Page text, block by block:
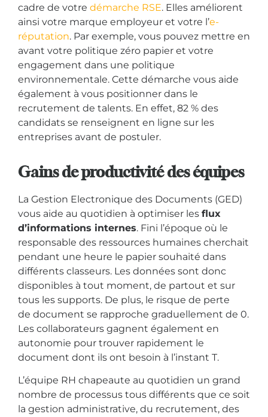
cadre de votre démarche RSE. Elles améliorent
ainsi votre marque employeur et votre l’e-
réputation. Par exemple, vous pouvez mettre en
avant votre politique zéro papier et votre
engagement dans une politique
environnementale. Cette démarche vous aide
également à vous positionner dans le
recrutement de talents. En effet, 82 % des
candidats se renseignent en ligne sur les
entreprises avant de postuler.
Gains de productivité des équipes
La Gestion Electronique des Documents (GED)
vous aide au quotidien à optimiser les flux
d’informations internes. Fini l’époque où le
responsable des ressources humaines cherchait
pendant une heure le papier souhaité dans
différents classeurs. Les données sont donc
disponibles à tout moment, de partout et sur
tous les supports. De plus, le risque de perte
de document se rapproche graduellement de 0.
Les collaborateurs gagnent également en
autonomie pour trouver rapidement le
document dont ils ont besoin à l’instant T.
L’équipe RH chapeaute au quotidien un grand
nombre de processus tous différents que ce soit
la gestion administrative, du recrutement, des